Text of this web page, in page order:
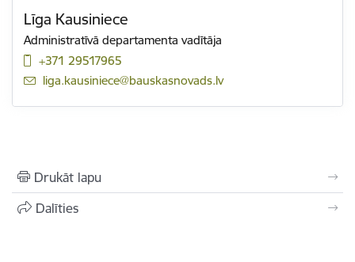
Līga Kausiniece
Administratīvā departamenta vadītāja
+371 29517965
E-pasts:
liga.kausiniece@bauskasnovads.lv
Drukāt lapu
Dalīties